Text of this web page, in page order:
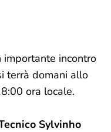
incontro
terrà domani allo
ora locale.
Sylvinho